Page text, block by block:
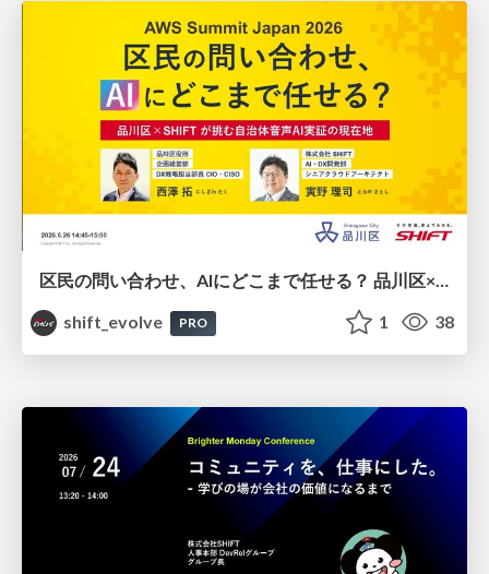
区民の問い合わせ、AIにどこまで任せる？ 品川区×SHIFTが挑む自治体音声AI実証の現在地 / 20260626 Taku Nishizawa and Satoshi Torano
shift_evolve
PRO 1 38